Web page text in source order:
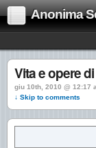
Anonima
Vita e opere
giu 10th, 2010 @ 12:17
↓ Skip to comments